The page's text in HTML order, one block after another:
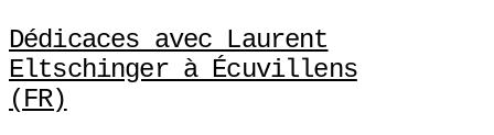
Dédicaces avec Laurent
Eltschinger à Écuvillens
(FR)